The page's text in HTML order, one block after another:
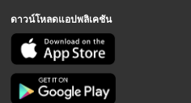
ดาวน์โหลดแอปพลิเคชัน